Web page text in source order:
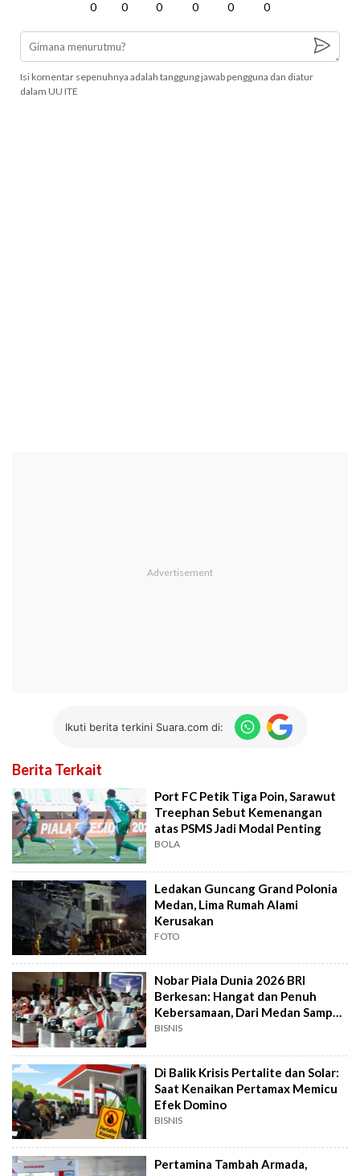
0 0 0 0 0 0
Isi komentar sepenuhnya adalah tanggung jawab pengguna dan diatur
dalam UU ITE
Ikuti berita terkini Suara.com di:
Berita Terkait
Port FC Petik Tiga Poin, Sarawut
Treephan Sebut Kemenangan
atas PSMS Jadi Modal Penting
BOLA
Ledakan Guncang Grand Polonia
Medan, Lima Rumah Alami
Kerusakan
FOTO
Nobar Piala Dunia 2026 BRI
Berkesan: Hangat dan Penuh
Kebersamaan, Dari Medan Sampai
Jakarta
BISNIS
Di Balik Krisis Pertalite dan Solar:
Saat Kenaikan Pertamax Memicu
Efek Domino
BISNIS
Pertamina Tambah Armada,